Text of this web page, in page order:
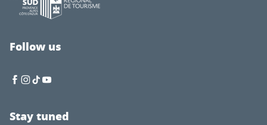
Follow us
Stay tuned